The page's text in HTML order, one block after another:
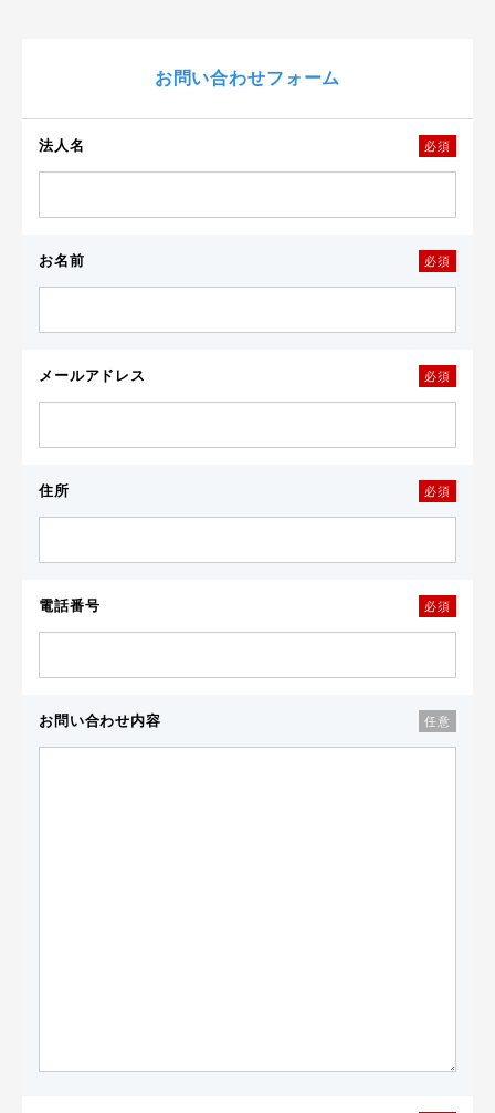
お問い合わせフォーム
法人名 必須
お名前 必須
メールアドレス 必須
住所 必須
電話番号 必須
お問い合わせ内容 任意